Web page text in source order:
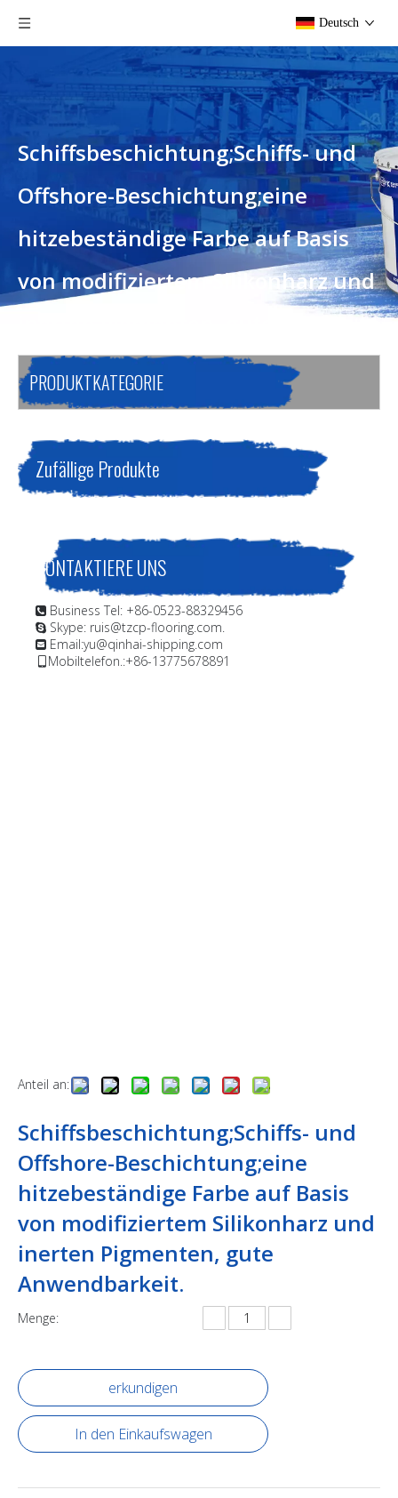
Deutsch
Schiffsbeschichtung;Schiffs- und
Offshore-Beschichtung;eine
hitzebeständige Farbe auf Basis
von modifiziertem Silikonharz und
Anwendbarkeit.
Sie sind hier:
Schiffsbeschichtung;Schiffs-
Basis von modifiziertem Silikonharz und inerten Pigmenten,
gute Anwendbarkeit.
PRODUKTKATEGORIE
Zufällige Produkte
KONTAKTIERE UNS
 Business Tel: +86-0523-88329456
 Skype: ruis@tzcp-flooring.com.
 Email:yu@qinhai-shipping.com
Mobiltelefon.:+86-13775678891
Anteil an:
Schiffsbeschichtung;Schiffs- und
Offshore-Beschichtung;eine
hitzebeständige Farbe auf Basis
von modifiziertem Silikonharz und
inerten Pigmenten, gute
Anwendbarkeit.
Menge:
erkundigen
In den Einkaufswagen